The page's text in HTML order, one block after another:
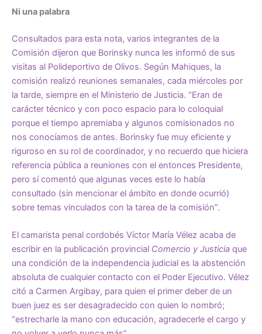
Ni una palabra
Consultados para esta nota, varios integrantes de la
Comisión dijeron que Borinsky nunca les informó de sus
visitas al Polideportivo de Olivos. Según Mahiques, la
comisión realizó reuniones semanales, cada miércoles por
la tarde, siempre en el Ministerio de Justicia. “Eran de
carácter técnico y con poco espacio para lo coloquial
porque el tiempo apremiaba y algunos comisionados no
nos conocíamos de antes. Borinsky fue muy eficiente y
riguroso en su rol de coordinador, y no recuerdo que hiciera
referencia pública a reuniones con el entonces Presidente,
pero sí comentó que algunas veces este lo había
consultado (sin mencionar el ámbito en donde ocurrió)
sobre temas vinculados con la tarea de la comisión”.
El camarista penal cordobés Víctor María Vélez acaba de
escribir en la publicación provincial Comercio y Justicia que
una condición de la independencia judicial es la abstención
absoluta de cualquier contacto con el Poder Ejecutivo. Vélez
citó a Carmen Argibay, para quien el primer deber de un
buen juez es ser desagradecido con quien lo nombró;
“estrecharle la mano con educación, agradecerle el cargo y